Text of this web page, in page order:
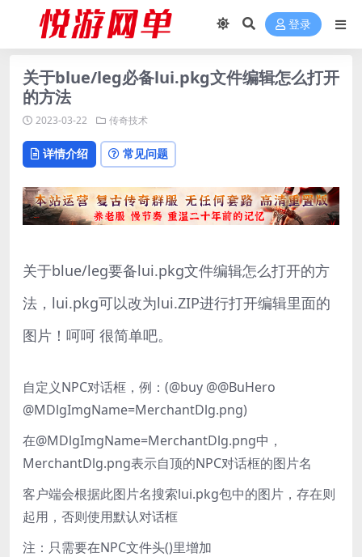
登录
关于blue/leg必备lui.pkg文件编辑怎么打开
的方法
2023-03-22 传奇技术
详情介绍 常见问题
关于blue/leg要备lui.pkg文件编辑怎么打开的方
法，lui.pkg可以改为lui.ZIP进行打开编辑里面的
图片！呵呵 很简单吧。
自定义NPC对话框，例：(@buy @@BuHero
@MDlgImgName=MerchantDlg.png)
在@MDlgImgName=MerchantDlg.png中，
MerchantDlg.png表示自顶的NPC对话框的图片名
客户端会根据此图片名搜索lui.pkg包中的图片，存在则
起用，否则使用默认对话框
注：只需要在NPC文件头()里增加